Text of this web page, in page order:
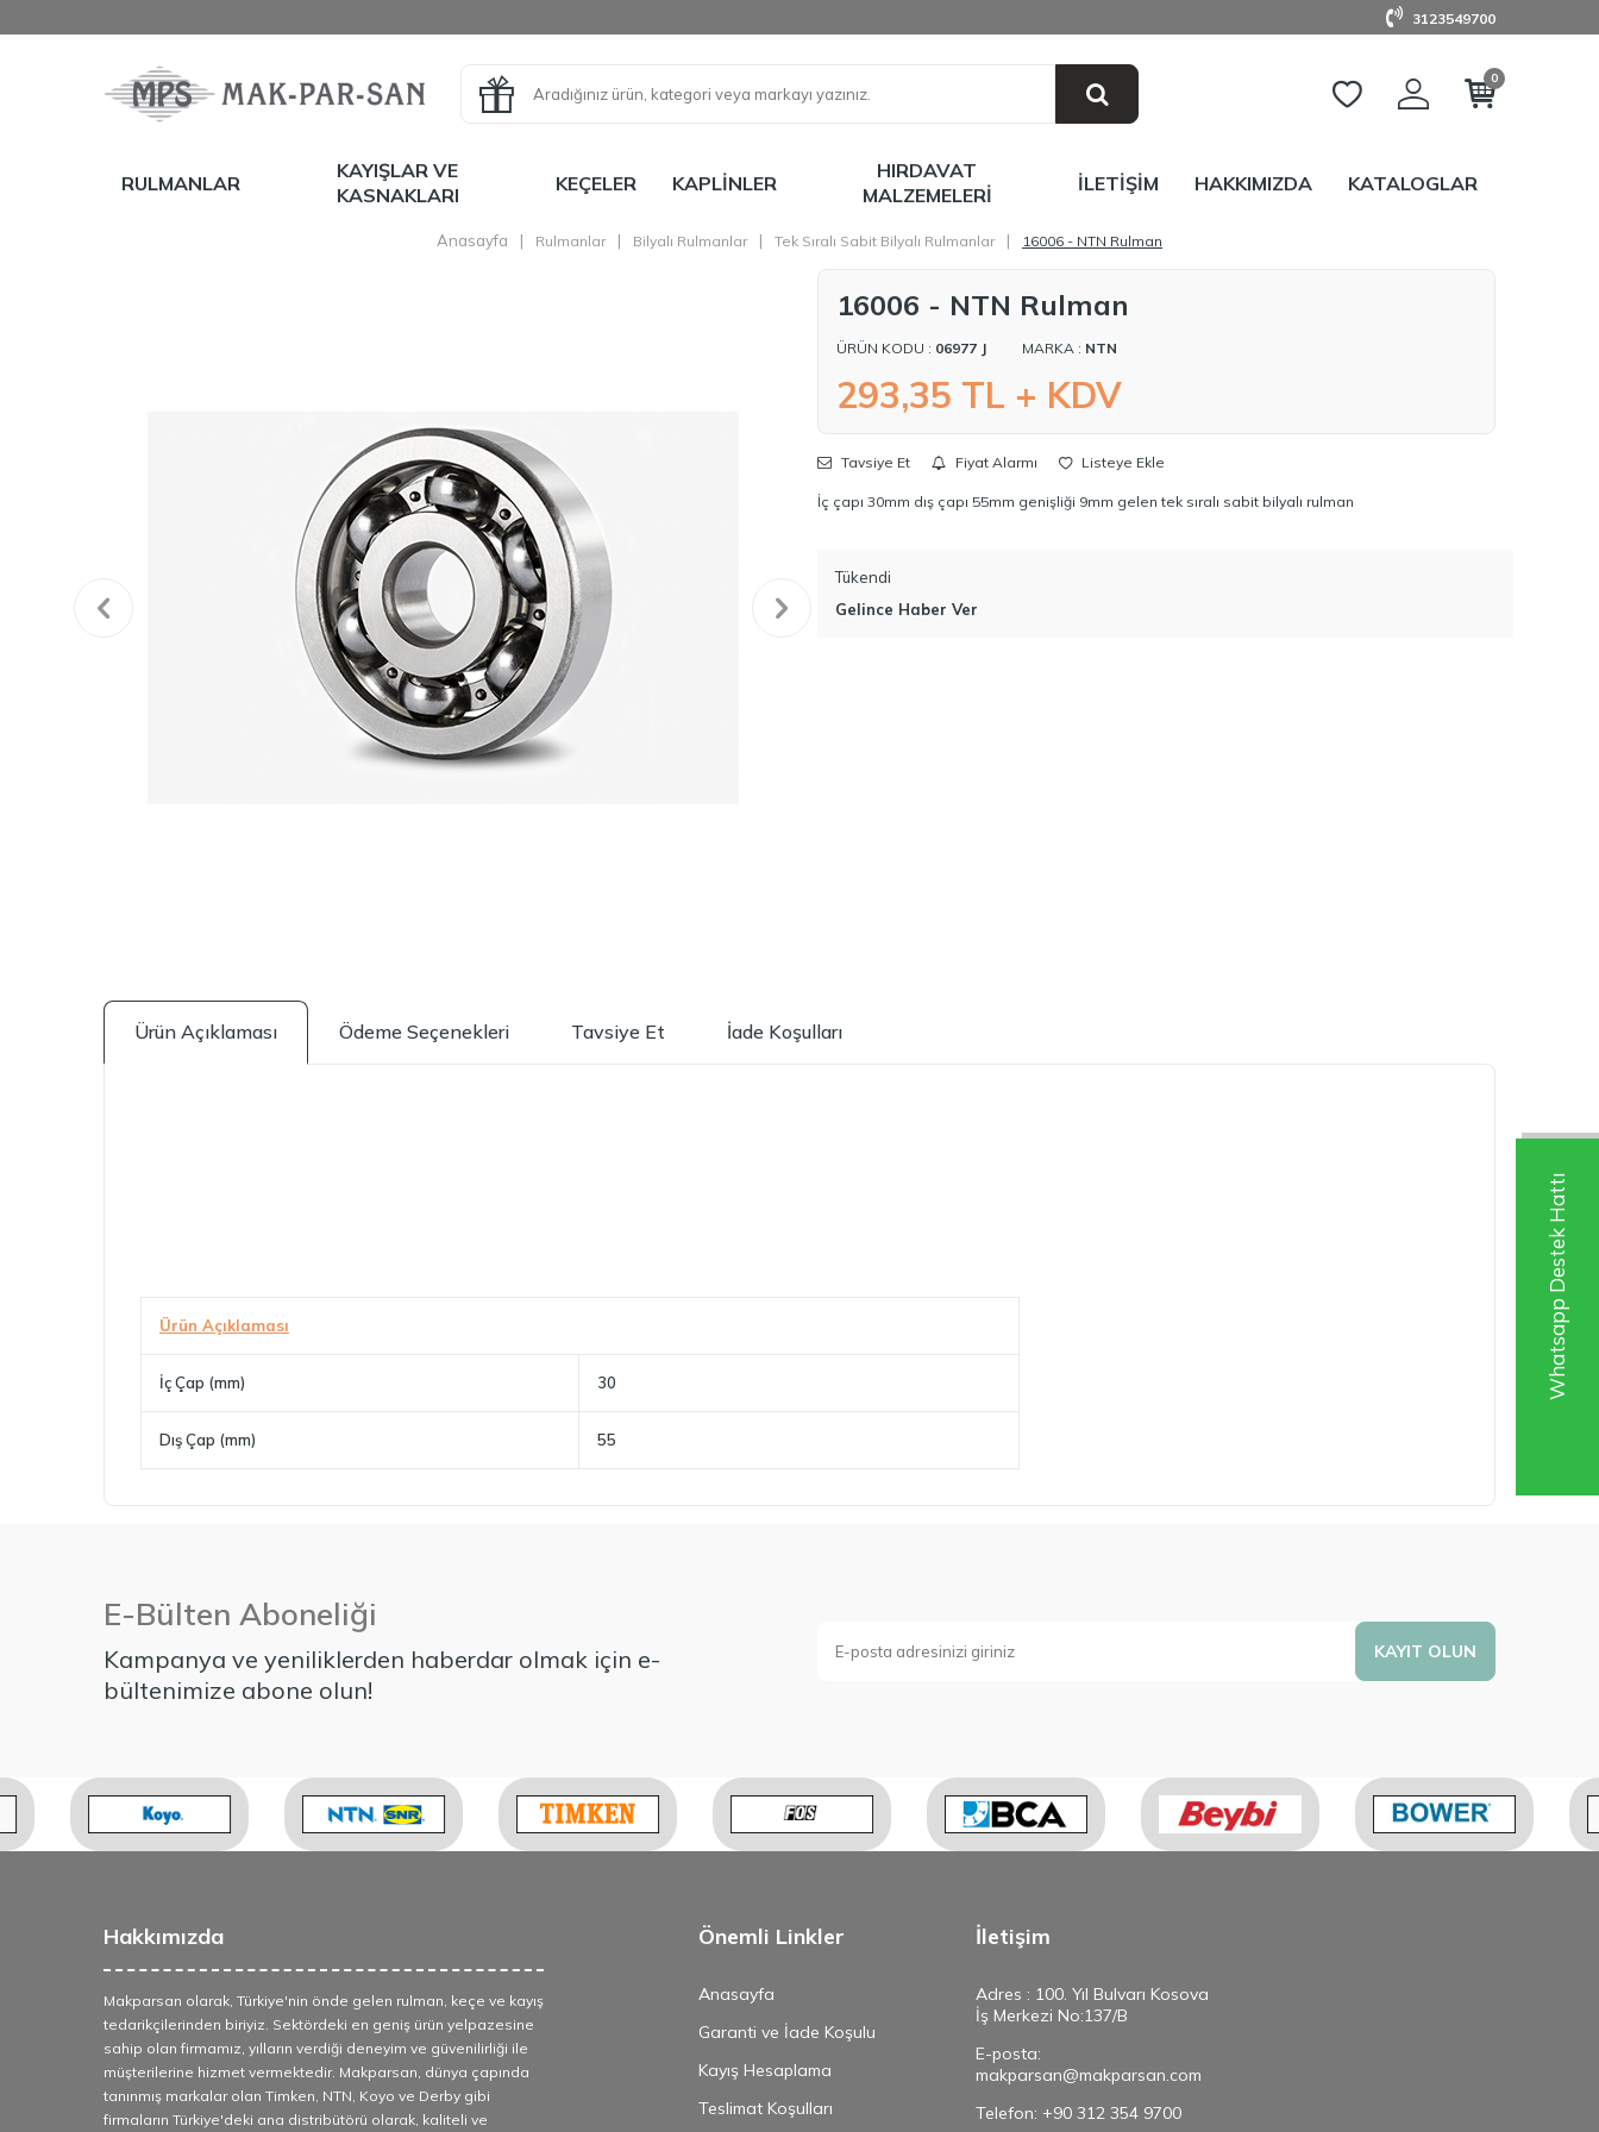
Whatsapp Destek Hattı
3123549700
0
RULMANLAR
KAYIŞLAR VE
KASNAKLARI
KEÇELER KAPLINLER
HIRDAVAT
MALZEMELERI
İLETIŞIM HAKKIMIZDA KATALOGLAR
Anasayfa | Rulmanlar | Bilyalı Rulmanlar | Tek Sıralı Sabit Bilyalı Rulmanlar | 16006 - NTN Rulman
16006 - NTN Rulman
ÜRÜN KODU : 06977 J MARKA : NTN
293,35 TL + KDV
Tavsiye Et Fiyat Alarmı Listeye Ekle
İç çapı 30mm dış çapı 55mm genişliği 9mm gelen tek sıralı sabit bilyalı rulman
Tükendi
Gelince Haber Ver
Ürün Açıklaması Ödeme Seçenekleri Tavsiye Et İade Koşulları
Ürün Açıklaması
İç Çap (mm) 30
Dış Çap (mm) 55
E-Bülten Aboneliği
Kampanya ve yeniliklerden haberdar olmak için e-
bültenimize abone olun!
KAYIT OLUN
Hakkımızda
Makparsan olarak, Türkiye'nin önde gelen rulman, keçe ve kayış
tedarikçilerinden biriyiz. Sektördeki en geniş ürün yelpazesine
sahip olan firmamız, yılların verdiği deneyim ve güvenilirliği ile
müşterilerine hizmet vermektedir. Makparsan, dünya çapında
tanınmış markalar olan Timken, NTN, Koyo ve Derby gibi
firmaların Türkiye'deki ana distribütörü olarak, kaliteli ve
Önemli Linkler
Anasayfa
Garanti ve İade Koşulu
Kayış Hesaplama
Teslimat Koşulları
İletişim
Adres : 100. Yıl Bulvarı Kosova
İş Merkezi No:137/B
E-posta:
makparsan@makparsan.com
Telefon: +90 312 354 9700